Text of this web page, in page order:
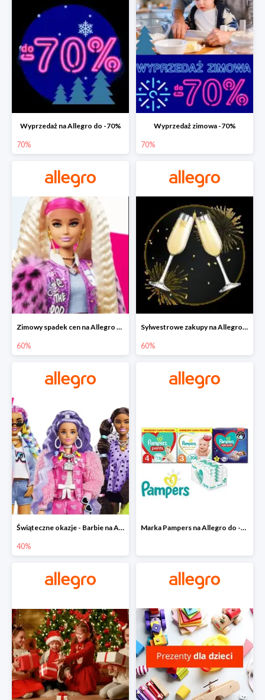
Wyprzedaż na Allegro do -70%
70%
Wyprzedaż zimowa -70%
70%
Zimowy spadek cen na Allegro - lalki Barbie do -60%
60%
Sylwestrowe zakupy na Allegro do -60%
60%
Świąteczne okazje - Barbie na Allegro do -40%
40%
Marka Pampers na Allegro do -35%